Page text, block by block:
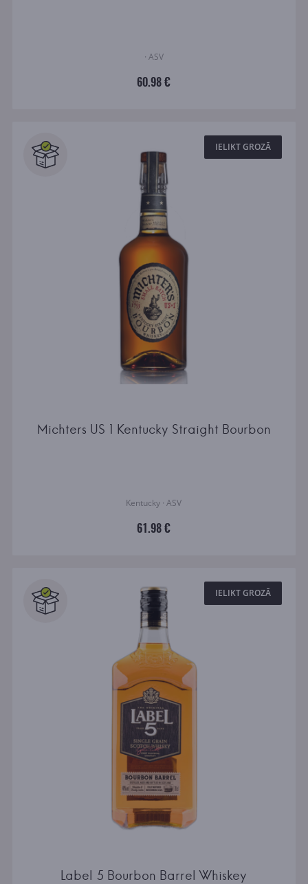
· ASV
60.98 €
IELIKT GROZĀ
Michters US 1 Kentucky Straight Bourbon
Kentucky · ASV
61.98 €
IELIKT GROZĀ
Label 5 Bourbon Barrel Whiskey